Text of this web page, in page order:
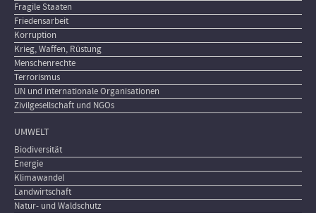
Fragile Staaten
Friedensarbeit
Korruption
Krieg, Waffen, Rüstung
Menschenrechte
Terrorismus
UN und internationale Organisationen
Zivilgesellschaft und NGOs
UMWELT
Biodiversität
Energie
Klimawandel
Landwirtschaft
Natur- und Waldschutz